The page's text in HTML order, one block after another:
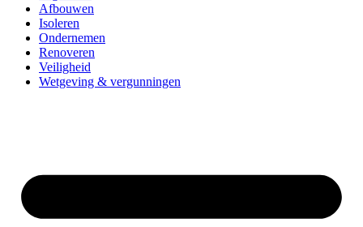
Afbouwen
Isoleren
Ondernemen
Renoveren
Veiligheid
Wetgeving & vergunningen